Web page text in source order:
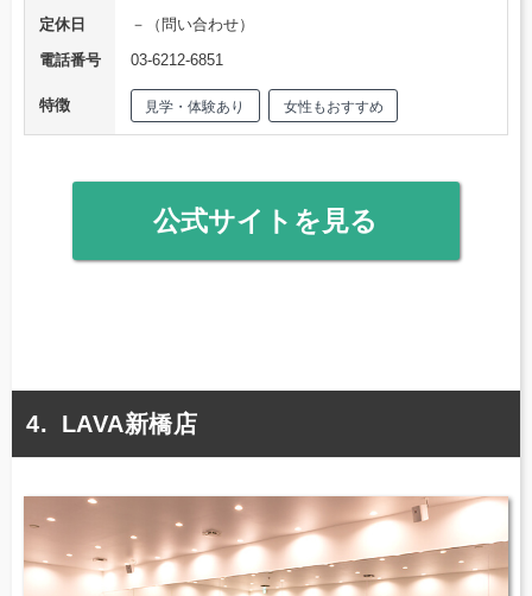
定休日
－（問い合わせ）
電話番号
03-6212-6851
特徴 見学・体験あり 女性もおすすめ
公式サイトを見る
LAVA新橋店